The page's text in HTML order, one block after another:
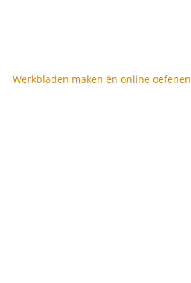
Werkbladen maken én online oefenen